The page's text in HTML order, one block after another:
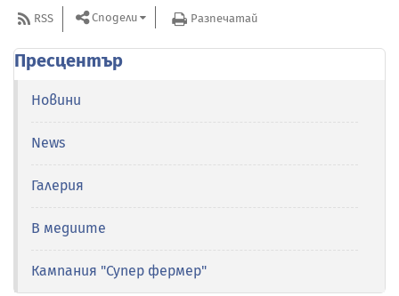
RSS Сподели Разпечатай
Пресцентър
Новини
News
Галерия
В медиите
Кампания "Супер фермер"